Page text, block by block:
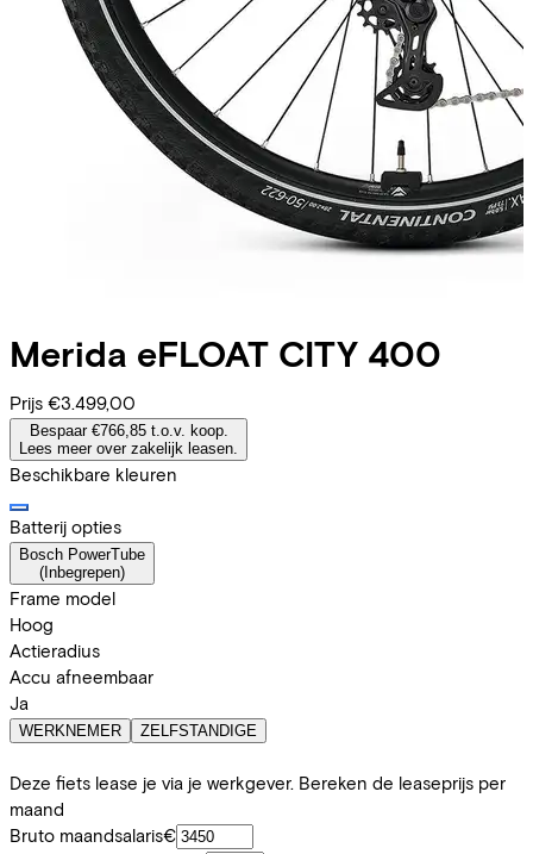
Merida eFLOAT CITY 400
Prijs €3.499,00
Bespaar €766,85 t.o.v. koop.
Lees meer over zakelijk leasen.
Beschikbare kleuren
Batterij opties
Bosch PowerTube
( Inbegrepen)
Frame model
Hoog
Actieradius
Accu afneembaar
Ja
WERKNEMER ZELFSTANDIGE
Deze fiets lease je via je werkgever. Bereken de leaseprijs per
maand
Bruto maandsalaris€